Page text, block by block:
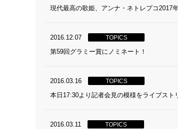
現代最高の歌姫、アンナ・ネトレプコ2017
2016.12.07 TOPICS
第59回グラミー賞にノミネート！
2016.03.16 TOPICS
本日17:30より記者会見の模様をライブスト
2016.03.11 TOPICS